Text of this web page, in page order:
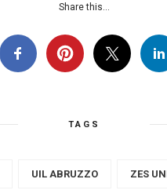
Share this...
TAGS
UIL ABRUZZO ZES